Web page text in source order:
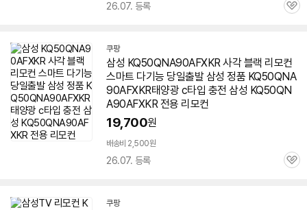
26.07. 등록
관
쿠팡
삼성 KQ50QNA90AFXKR 사각 블랙 리모컨
스마트 다기능 당일출발 삼성 정품 KQ50QNA
90AFXKR태양광 c타입 충전 삼성 KQ50QN
A90AFXKR 전용 리모컨
19,700원
배송비 2,500원
26.07. 등록
관
쿠팡